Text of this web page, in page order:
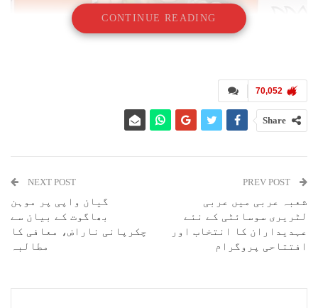
کے درمیان تصادم کی خبریں سامنے آ ئی ہیں۔ رپورٹس کے مطابق کچھ لوگوں
لوگوں کے زخمی ہونے کی خبریں ہیں۔ بتایا جا رہا ہے کہ کانپور میں پَریڈ
چوراہے کے پاس نمازِ جمعہ کے بعد بازار بند کرنے نکلے اقلیتی طبقہ کے
لوگوں نے پتھراؤ کر دیا۔ پولیس نے انھیں روکنے کی کوشش کی، لیکن وہ
مشتعل ہو گئے۔
CONTINUE READING
70,052
Share
شعبہ عربی میں عربی
لٹریری سوسائٹی کے نئے
عہدیداران کا انتخاب اور
افتتاحی پروگرام
NEXT POST
گیان واپی پر موہن
بھاگوت کے بیان سے
چکرپانی ناراض، معافی کا
مطالبہ